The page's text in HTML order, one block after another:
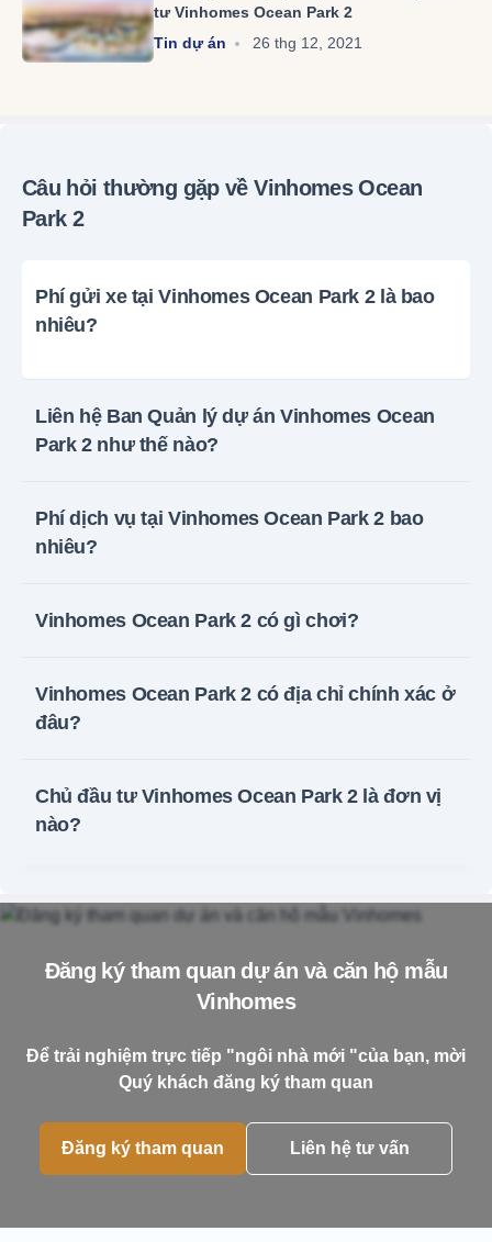
tư Vinhomes Ocean Park 2
Tin dự án
26 thg 12, 2021
Câu hỏi thường gặp về Vinhomes Ocean
Park 2
Phí gửi xe tại Vinhomes Ocean Park 2 là bao
nhiêu?
Liên hệ Ban Quản lý dự án Vinhomes Ocean
Park 2 như thế nào?
Phí dịch vụ tại Vinhomes Ocean Park 2 bao
nhiêu?
Vinhomes Ocean Park 2 có gì chơi?
Vinhomes Ocean Park 2 có địa chỉ chính xác ở
đâu?
Chủ đầu tư Vinhomes Ocean Park 2 là đơn vị
nào?
Đăng ký tham quan dự án và căn hộ mẫu
Vinhomes
Để trải nghiệm trực tiếp "ngôi nhà mới "của bạn, mời
Quý khách đăng ký tham quan
Đăng ký tham quan Liên hệ tư vấn